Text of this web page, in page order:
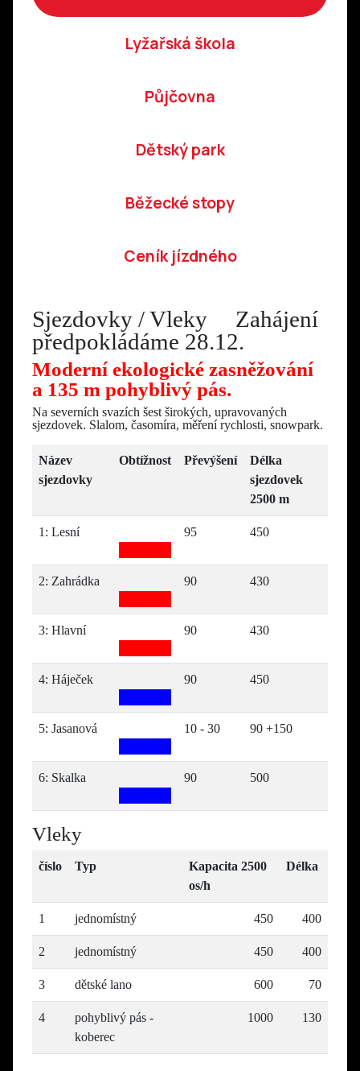
Lyžařská škola
Půjčovna
Dětský park
Běžecké stopy
Ceník jízdného
Sjezdovky / Vleky Zahájení
předpokládáme 28.12.
Moderní ekologické zasněžování
a 135 m pohyblivý pás.
Na severních svazích šest širokých, upravovaných
sjezdovek. Slalom, časomíra, měření rychlosti, snowpark.
Název
sjezdovky
Obtížnost Převýšení
Délka
sjezdovek
2500 m
1: Lesní 95 450
2: Zahrádka 90 430
3: Hlavní 90 430
4: Háječek 90 450
5: Jasanová 10 - 30 90 +150
6: Skalka 90 500
Vleky
číslo Typ
Kapacita 2500
os/h
Délka
1 jednomístný 450 400
2 jednomístný 450 400
3 dětské lano 600 70
4
pohyblivý pás -
koberec
1000 130